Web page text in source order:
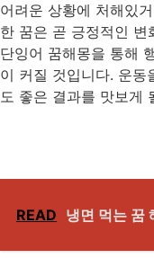
어려운 상황에 처해있
한 꿈은 곧 긍정적인 변
단잉어 꿈해몽을 통해
이 커질 것입니다. 운동
도 좋은 결과를 맛보게
READ 냉면 먹는 꿈